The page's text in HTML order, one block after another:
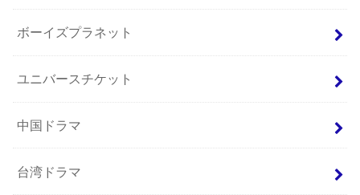
ボーイズプラネット
ユニバースチケット
中国ドラマ
台湾ドラマ